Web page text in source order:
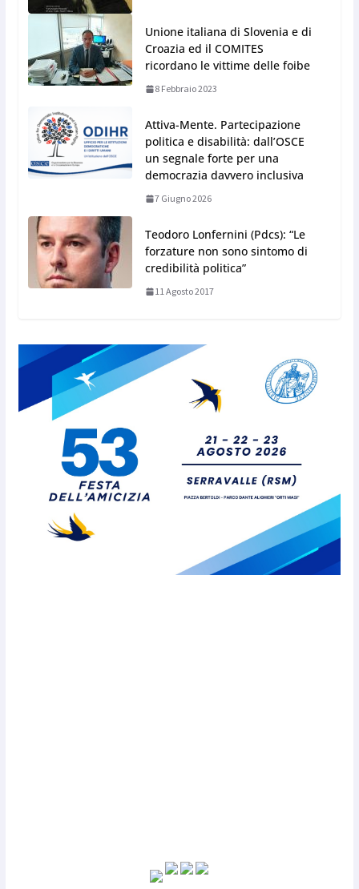
Unione italiana di Slovenia e di
Croazia ed il COMITES
ricordano le vittime delle foibe
8 Febbraio 2023
Attiva-Mente. Partecipazione
politica e disabilità: dall’OSCE
un segnale forte per una
democrazia davvero inclusiva
7 Giugno 2026
Teodoro Lonfernini (Pdcs): “Le
forzature non sono sintomo di
credibilità politica”
11 Agosto 2017